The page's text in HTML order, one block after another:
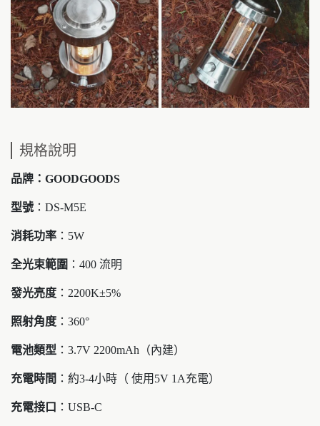
規格說明
品牌：GOODGOODS
型號 ：DS-M5E
消耗功率 ：5W
全光束範圍 ：400 流明
發光亮度 ：2200K±5%
照射角度 ：360°
電池類型 ： 3.7V 2200mAh（內建）
充電時間 ： 約3-4小時（ 使用5V 1A充電）
充電接口 ：USB-C